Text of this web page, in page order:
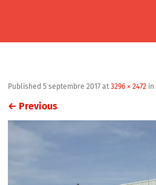
Published5 septembre 2017 at3296 × 2472 in
← Previous